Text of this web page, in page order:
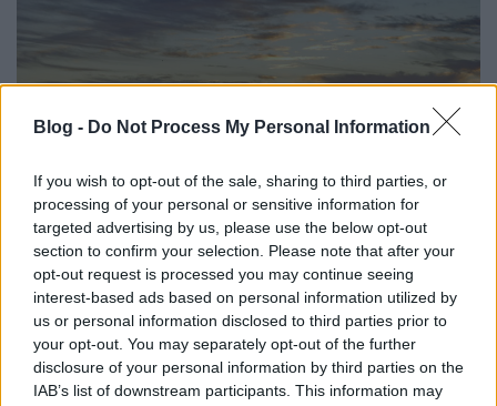
Blog - Do Not Process My Personal Information
If you wish to opt-out of the sale, sharing to third parties, or
processing of your personal or sensitive information for
targeted advertising by us, please use the below opt-out
section to confirm your selection. Please note that after your
opt-out request is processed you may continue seeing
interest-based ads based on personal information utilized by
us or personal information disclosed to third parties prior to
your opt-out. You may separately opt-out of the further
disclosure of your personal information by third parties on the
IAB’s list of downstream participants. This information may
Folytatódik a celebspotting
Miamiban II.
gybala• 2016. december 19.
A sztártúra Miamiban 2. részében Miami Beachre
látogatok. Miami egész évben ezerrel pörög.